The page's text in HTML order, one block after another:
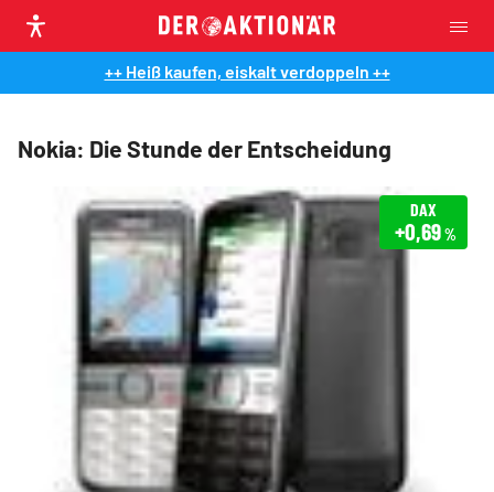
++ Heiß kaufen, eiskalt verdoppeln ++
Nokia: Die Stunde der Entscheidung
DAX
+0,69%